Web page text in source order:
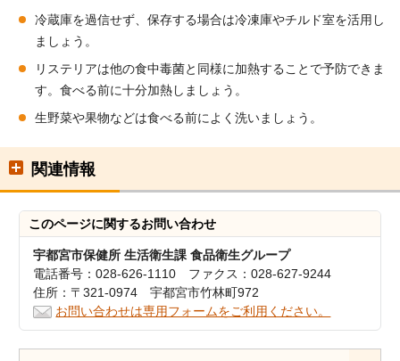
冷蔵庫を過信せず、保存する場合は冷凍庫やチルド室を活用し
ましょう。
リステリアは他の食中毒菌と同様に加熱することで予防できま
す。食べる前に十分加熱しましょう。
生野菜や果物などは食べる前によく洗いましょう。
関連情報
このページに関するお問い合わせ
宇都宮市保健所 生活衛生課 食品衛生グループ
電話番号：028-626-1110 ファクス：028-627-9244
住所：〒321-0974 宇都宮市竹林町972
お問い合わせは専用フォームをご利用ください。